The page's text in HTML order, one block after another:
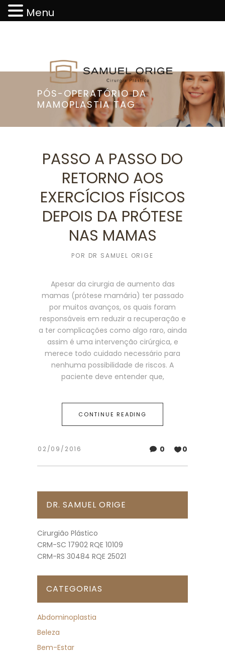
PÓS-OPERATÓRIO DA
MAMOPLASTIA TAG
PASSO A PASSO DO
RETORNO AOS
EXERCÍCIOS FÍSICOS
DEPOIS DA PRÓTESE
NAS MAMAS
POR DR SAMUEL ORIGE
Apesar da cirurgia de aumento das
mamas (prótese mamária) ter passado
por muitos avanços, os quais foram
responsáveis em reduzir a recuperação e
a ter complicações como algo raro, ainda
assim é uma intervenção cirúrgica, e
merece todo cuidado necessário para
nenhuma possibilidade de riscos. A
paciente deve entender que,
CONTINUE READING
02/09/2016 0 0
DR. SAMUEL ORIGE
Cirurgião Plástico
CRM-SC 17902 RQE 10109
CRM-RS 30484 RQE 25021
CATEGORIAS
Abdominoplastia
Beleza
Bem-Estar
Menu